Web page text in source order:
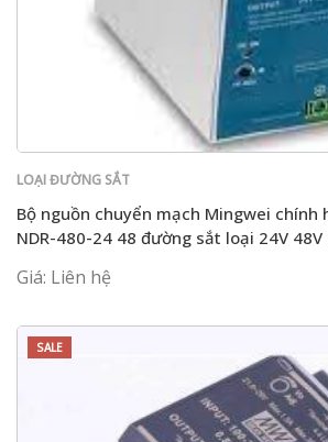
LOẠI ĐƯỜNG SẮT
Bộ nguồn chuyển mạch Mingwei chính
NDR-480-24 48 đường sắt loại 24V 48V
Giá: Liên hệ
SALE